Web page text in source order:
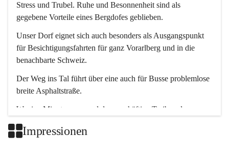
Stress und Trubel. Ruhe und Besonnenheit sind als
gegebene Vorteile eines Bergdofes geblieben.
Unser Dorf eignet sich auch besonders als Ausgangspunkt
für Besichtigungsfahrten für ganz Vorarlberg und in die
benachbarte Schweiz.
Der Weg ins Tal führt über eine auch für Busse problemlose
breite Asphaltstraße.
Wenige Minuten nur, und das geschäftige Treiben der
Impressionen